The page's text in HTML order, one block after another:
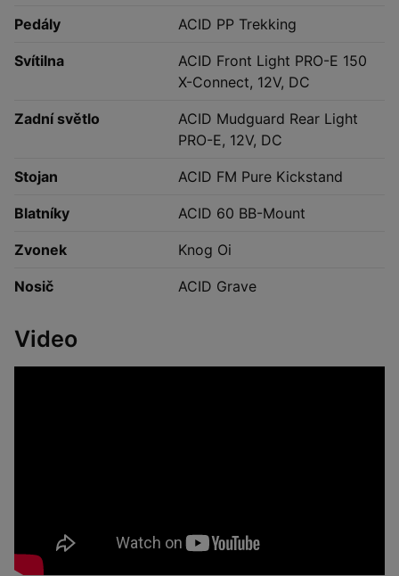
Pedály ACID PP Trekking
Svítilna
ACID Front Light PRO-E 150
X-Connect, 12V, DC
Zadní světlo
ACID Mudguard Rear Light
PRO-E, 12V, DC
Stojan ACID FM Pure Kickstand
Blatníky ACID 60 BB-Mount
Zvonek Knog Oi
Nosič ACID Grave
Video